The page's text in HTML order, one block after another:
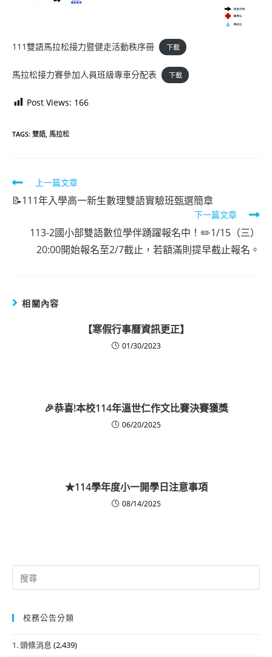
111雙語馬拉松接力暨健走活動秩序冊 下載
馬拉松接力賽參加人員班級專車分配表 下載
Post Views: 166
TAGS: 雙語, 馬拉松
Read
more
上一篇文章
📝111年入學高一新生數理雙語實驗班甄選簡章
下一篇文章
113-2國小部雙語數位學伴踴躍報名中！✏️1/15（三）
20:00開始報名至2/7截止，若額滿則提早截止報名。
相關內容
【寒假行事曆資訊更正】
01/30/2023
🎉恭喜!本校114年溫世仁作文比賽決賽獲獎
06/20/2025
★114學年度小一開學日注意事項
08/14/2025
Search
for:
校務公告分類
1. 頭條消息 (2,439)